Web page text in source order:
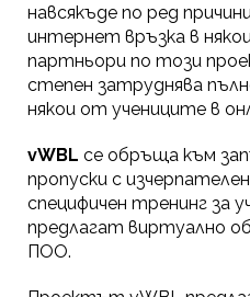
навсякъде по ред
интернет връзка в
партньори по този
степен затруднява
някои от учениците в
vWBL се обръща към
пропуски с
специфичен тренинг за
предлагат виртуално
ПОО.